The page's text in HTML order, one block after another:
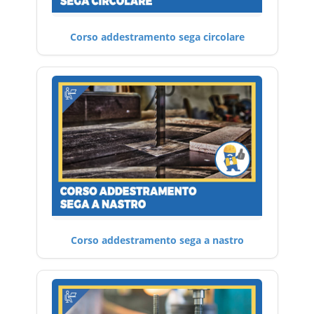
Corso addestramento sega circolare
Corso addestramento sega a nastro